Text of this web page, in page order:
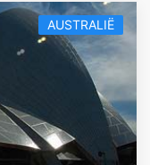
AUSTRALIË